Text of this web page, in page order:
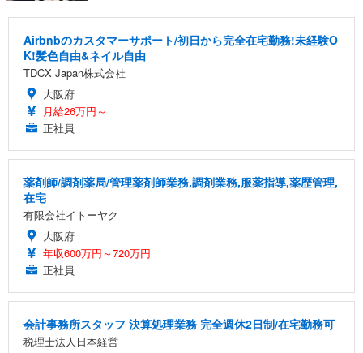
Airbnbのカスタマーサポート/初日から完全在宅勤務!未経験O
K!髪色自由&ネイル自由
TDCX Japan株式会社
大阪府
月給26万円～
正社員
薬剤師/調剤薬局/管理薬剤師業務,調剤業務,服薬指導,薬歴管理,
在宅
有限会社イトーヤク
大阪府
年収600万円～720万円
正社員
会計事務所スタッフ 決算処理業務 完全週休2日制/在宅勤務可
税理士法人日本経営